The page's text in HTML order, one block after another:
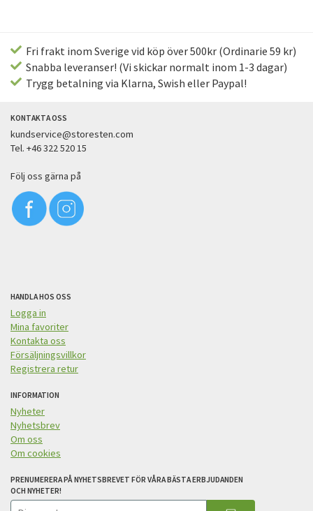
Fri frakt inom Sverige vid köp över 500kr (Ordinarie 59 kr)
Snabba leveranser! (Vi skickar normalt inom 1-3 dagar)
Trygg betalning via Klarna, Swish eller Paypal!
KONTAKTA OSS
kundservice@storesten.com
Tel. +46 322 520 15
Följ oss gärna på
HANDLA HOS OSS
Logga in
Mina favoriter
Kontakta oss
Försäljningsvillkor
Registrera retur
INFORMATION
Nyheter
Nyhetsbrev
Om oss
Om cookies
PRENUMERERA PÅ NYHETSBREVET FÖR VÅRA BÄSTA ERBJUDANDEN
OCH NYHETER!
E-